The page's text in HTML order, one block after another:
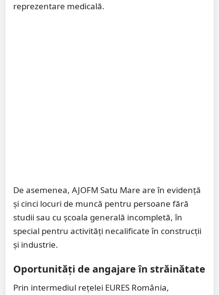
reprezentare medicală.
De asemenea, AJOFM Satu Mare are în evidență
și cinci locuri de muncă pentru persoane fără
studii sau cu școala generală incompletă, în
special pentru activități necalificate în construcții
și industrie.
Oportunități de angajare în străinătate
Prin intermediul rețelei EURES România,